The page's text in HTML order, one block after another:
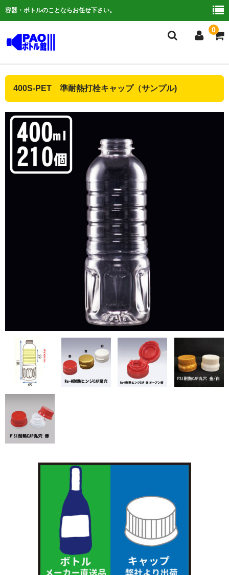
容器・ボトルのことならお任せ下さい。
0
ご利用ガイド
よくある質問
容器について
お問い合わせ
400S-PET 準耐熱打栓キャップ（サンプル)